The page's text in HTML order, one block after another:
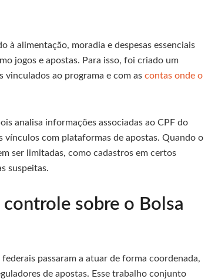
alimentação, moradia e despesas essenciais
jogos e apostas. Para isso, foi criado um
vinculados ao programa e com as contas onde o
analisa informações associadas ao CPF do
vínculos com plataformas de apostas. Quando o
ser limitadas, como cadastros em certos
suspeitas.
sobre o Bolsa
passaram a atuar de forma coordenada,
de apostas. Esse trabalho conjunto